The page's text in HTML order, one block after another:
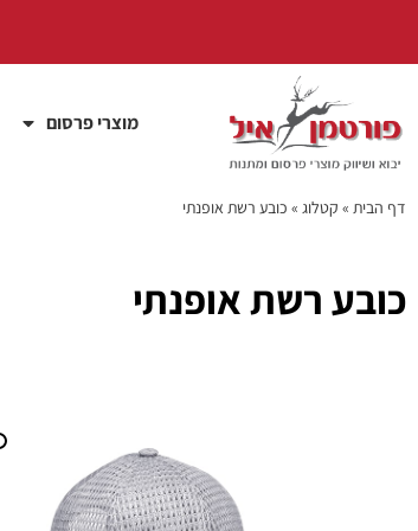
מוצרי פרסום
דף הבית » קטלוג » כובע רשת אופנתי
כובע רשת אופנתי